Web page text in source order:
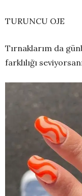
TURUNCU OJE
Tırnaklarım da
farklılığı